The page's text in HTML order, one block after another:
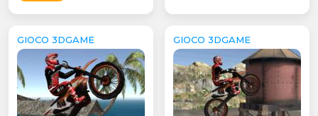
GIOCO 3DGAME GIOCO 3DGAME